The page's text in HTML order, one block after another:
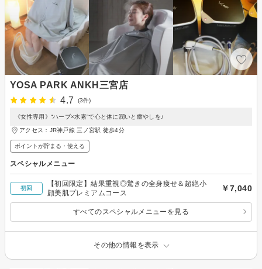
YOSA PARK ANKH三宮店
4.7
(3件)
《女性専用》“ハーブ×水素”で心と体に潤いと癒やしを♪
アクセス：JR神戸線 三ノ宮駅 徒歩4分
ポイントが貯まる・使える
スペシャルメニュー
初回
【初回限定】結果重視◎驚きの全身痩せ＆超絶小
顔美肌プレミアムコース
￥7,040
すべてのスペシャルメニューを見る
その他の情報を表示